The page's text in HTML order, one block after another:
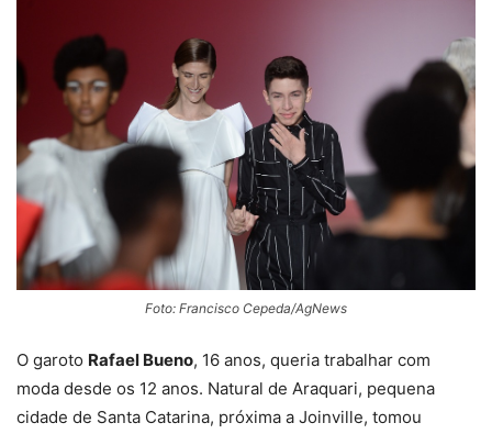
Foto: Francisco Cepeda/AgNews
O garoto Rafael Bueno, 16 anos, queria trabalhar com
moda desde os 12 anos. Natural de Araquari, pequena
cidade de Santa Catarina, próxima a Joinville, tomou